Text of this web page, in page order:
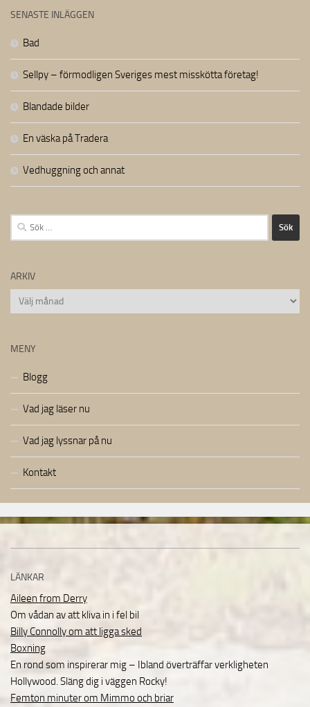
SENASTE INLÄGGEN
Bad
Sellpy – förmodligen Sveriges mest misskötta företag!
Blandade bilder
En väska på Tradera
Vedhuggning och annat
Sök
efter:
ARKIV
Arkiv
MENY
Blogg
Vad jag läser nu
Vad jag lyssnar på nu
Kontakt
LÄNKAR
Aileen from Derry
Om vådan av att kliva in i fel bil
Billy Connolly om att ligga sked
Boxning
En rond som inspirerar mig – Ibland överträffar verkligheten
Hollywood. Släng dig i väggen Rocky!
Femton minuter om Mimmo och briar